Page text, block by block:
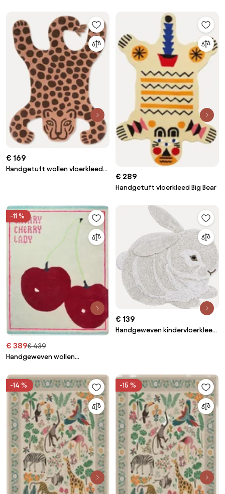
€ 169
Handgetuft wollen vloerkleed
€ 289
Handgetuft vloerkleed Big Bear
-11 %
€ 389€ 439
Handgeweven wollen
€ 139
Handgeweven kindervloerkleed
-14 % -15 %